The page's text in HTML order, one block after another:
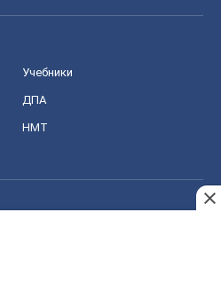
Учебники
ДПА
НМТ